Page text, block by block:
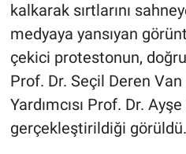
kalkarak sırtlarını
medyaya yansıyan
çekici protestonun,
Prof. Dr. Seçil Deren
Yardımcısı Prof. Dr.
gerçekleştirildiği görüldü.